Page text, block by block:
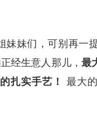
妹妹们，可别再一
经生意人那儿， 最
扎实手艺！
最大